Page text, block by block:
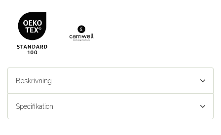
Beskrivning
Specifikation